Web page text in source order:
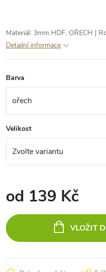
Materiál: 3mm HDF, OŘECH |
Detailní informace
Barva
Velikost
od 139 Kč
cena:
VLOŽIT